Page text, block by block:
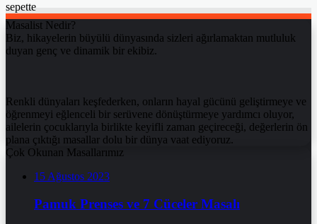
sepette
Masalist Nedir?
Biz, hikayelerin büyülü dünyasında sizleri ağırlamaktan mutluluk
duyan genç ve dinamik bir ekibiz.
Renkli dünyaları keşfederken, onların hayal gücünü geliştirmeye ve
öğrenmeyi eğlenceli bir serüvene dönüştürmeye yardımcı oluyor,
ailelerin çocuklarıyla birlikte keyifli zaman geçireceği, değerlerin ön
plana çıktığı masallar dolu bir dünya vaat ediyoruz.
Çok Okunan Masallarımız
15 Ağustos 2023
Pamuk Prenses ve 7 Cüceler Masalı